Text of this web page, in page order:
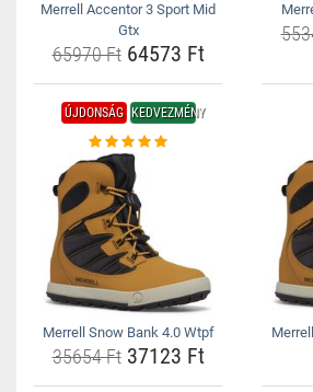
Merrell Accentor 3 Sport Mid
Gtx
65970 Ft64573 Ft
ÚJDONSÁG KEDVEZMÉNY
Merrell Snow Bank 4.0 Wtpf
35654 Ft37123 Ft